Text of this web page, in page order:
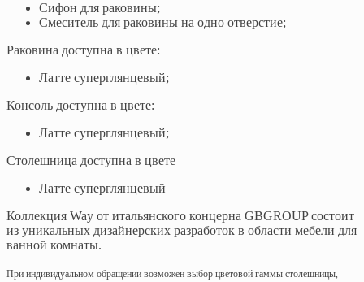
Сифон для раковины;
Смеситель для раковины на одно отверстие;
Раковина доступна в цвете:
Латте суперглянцевый;
Консоль доступна в цвете:
Латте суперглянцевый;
Столешница доступна в цвете
Латте суперглянцевый
Коллекция Way от итальянского концерна GBGROUP состоит
из уникальных дизайнерских разработок в области мебели для
ванной комнаты.
При индивидуальном обращении возможен выбор цветовой гаммы столешницы,